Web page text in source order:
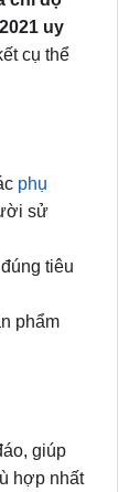
tiêu
phẩm
giúp